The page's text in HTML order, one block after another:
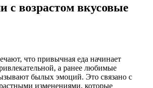
с возрастом вкусовые
что привычная еда начинает
а ранее любимые
былых эмоций. Это связано с
изменениями, которые